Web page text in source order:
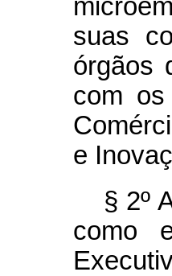
suas
órgãos
com os
e
§ 2º
como